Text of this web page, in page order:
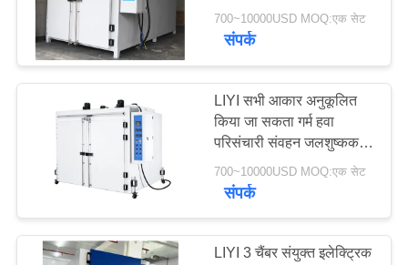
ओवन ऑटो पार्ट्स के लिए
700~10000USD MOQ:एक सेट
संपर्क
LIYI सभी आकार अनुकूलित
किया जा सकता गर्म हवा
परिसंचारी संवहन जलशुष्कक
औद्योगिक सुखाने ओवन
700~10000USD MOQ:एक सेट
संपर्क
LIYI 3 चैंबर संयुक्त इलेक्ट्रिक